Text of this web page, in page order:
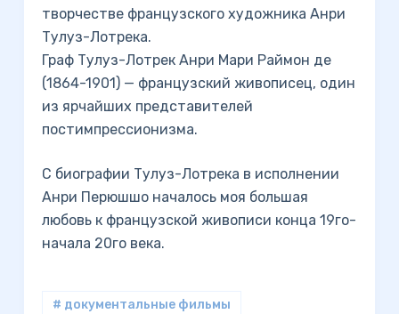
творчестве французского художника Анри
Тулуз-Лотрека.
Граф Тулуз-Лотрек Анри Мари Раймон де
(1864-1901) — французский живописец, один
из ярчайших представителей
постимпрессионизма.
С биографии Тулуз-Лотрека в исполнении
Анри Перюшшо началось моя большая
любовь к французской живописи конца 19го-
начала 20го века.
# документальные фильмы